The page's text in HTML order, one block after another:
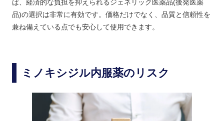
ば、経済的な負担を抑えられるジェネリック医薬品(後発医薬
品)の選択は非常に有効です。価格だけでなく、品質と信頼性を
兼ね備えている点でも安心して使用できます。
ミノキシジル内服薬のリスク